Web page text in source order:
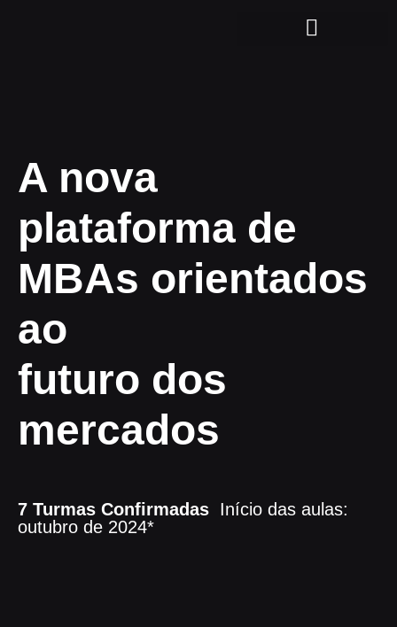
A nova
plataforma de
MBAs orientados
ao
futuro dos
mercados
7 Turmas Confirmadas Início das aulas:
outubro de 2024*